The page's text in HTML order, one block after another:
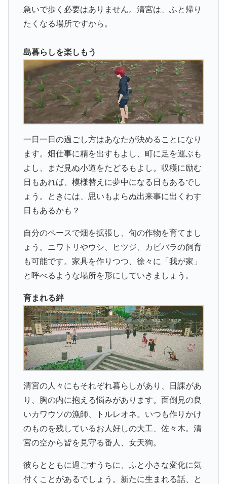
急いで歩く必要はありません。清宮は、ふと帰り
たくなる場所ですから。
島暮らしを楽しもう
一日一日の過ごし方はあなたが決めることになり
ます。畑仕事に精を出すもよし、町に足を運ぶも
よし、まだ見ぬ小道をたどるもよし。収穫に励む
日もあれば、模様替えに夢中になる日もあるでし
ょう。ときには、思いもよらぬ出来事に出くわす
日もあるかも？
自分のペースで畑を拡張し、旬の作物を育てまし
ょう。ニワトリやウシ、ヒツジ、カピバラの飼育
も可能です。家具を作りつつ、徐々に「我が家」
と呼べるような場所を形にしていきましょう。
育まれる絆
清宮の人々にもそれぞれ暮らしがあり、日課があ
り、胸の内に抱える悩みがあります。面倒見の良
いカワウソの漁師、トルレオネ。いつも作りかけ
のものを残しているお人好しの大工、佐々木。清
宮の空から皆を見守る番人、女天狗。
彼らとともに過ごすうちに、ふと小さな変化に気
付くことがあるでしょう。新たに生まれる話、と